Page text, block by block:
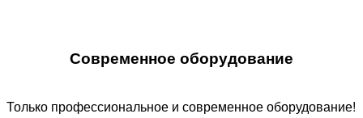
Современное оборудование
Только профессиональное и современное оборудование!